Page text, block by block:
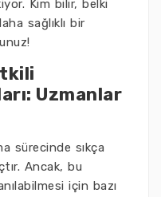
Kim bilir, belki
sağlıklı bir
Uzmanlar
sürecinde sıkça
Ancak, bu
için bazı